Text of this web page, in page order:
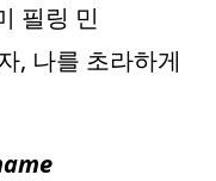
필링 민
, 나를 초라하게